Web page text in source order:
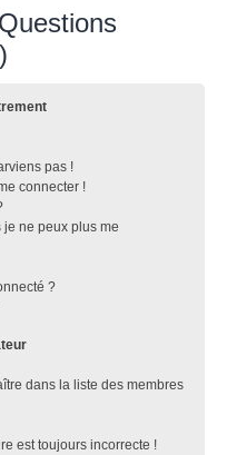
pas !
connecter !
ne peux plus me
?
dans la liste des membres
est toujours incorrecte !